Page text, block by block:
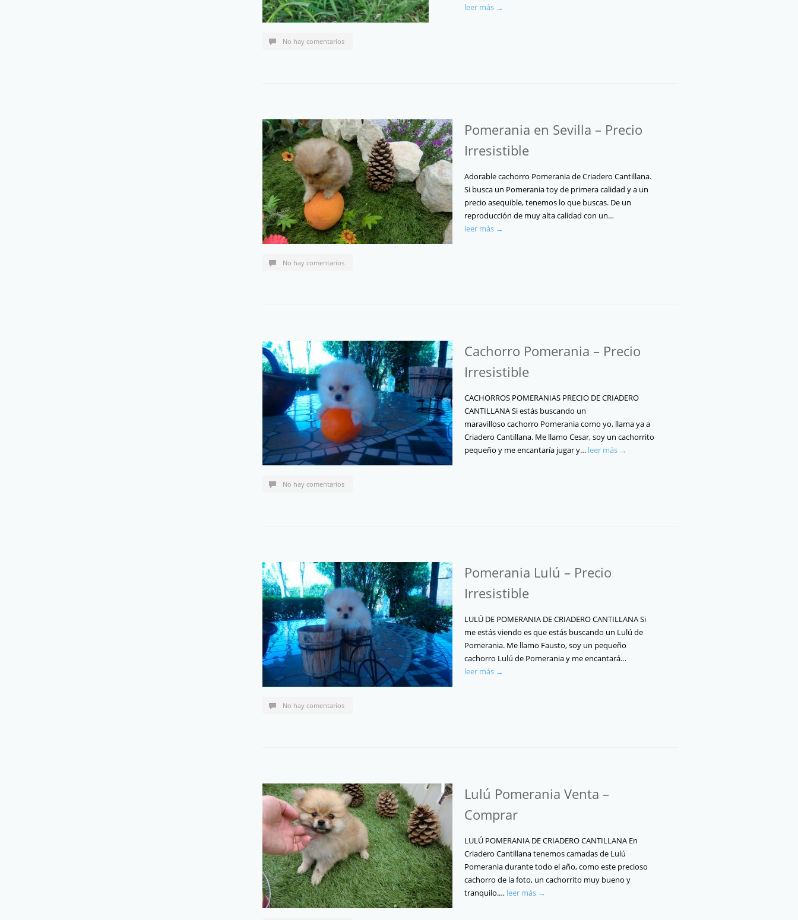
leer más →
No hay comentarios
Pomerania en Sevilla – Precio
Irresistible
Adorable cachorro Pomerania de Criadero Cantillana.
Si busca un Pomerania toy de primera calidad y a un
precio asequible, tenemos lo que buscas. De un
reproducción de muy alta calidad con un…
leer más →
No hay comentarios
Cachorro Pomerania – Precio
Irresistible
CACHORROS POMERANIAS PRECIO DE CRIADERO
CANTILLANA Si estás buscando un
maravilloso cachorro Pomerania como yo, llama ya a
Criadero Cantillana. Me llamo Cesar, soy un cachorrito
pequeño y me encantaría jugar y… leer más →
No hay comentarios
Pomerania Lulú – Precio
Irresistible
LULÚ DE POMERANIA DE CRIADERO CANTILLANA Si
me estás viendo es que estás buscando un Lulú de
Pomerania. Me llamo Fausto, soy un pequeño
cachorro Lulú de Pomerania y me encantará…
leer más →
No hay comentarios
Lulú Pomerania Venta –
Comprar
LULÚ POMERANIA DE CRIADERO CANTILLANA En
Criadero Cantillana tenemos camadas de Lulú
Pomerania durante todo el año, como este precioso
cachorro de la foto, un cachorrito muy bueno y
tranquilo.… leer más →